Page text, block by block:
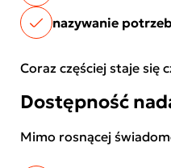
nazywanie
Coraz częściej staje się
Dostępność
Mimo rosnącej